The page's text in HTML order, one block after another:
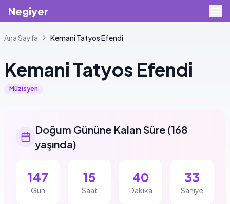
Negiyer
Ana Sayfa Kemani Tatyos Efendi
Kemani Tatyos Efendi
Müzisyen
Doğum Gününe Kalan Süre (168
yaşında)
147
Gün
15
Saat
40
Dakika
33
Saniye